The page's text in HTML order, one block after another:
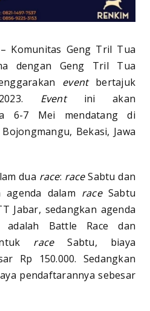
– Komunitas Geng Tril Tua
dengan Geng Tril Tua
eventbertajuk
Eventini akan
6-7 Mei mendatang di
Bekasi, Jawa
dua race: raceSabtu dan
dalam raceSabtu
Jabar, sedangkan agenda
Battle Race dan
raceSabtu, biaya
Rp 150.000. Sedangkan
pendaftarannya sebesar